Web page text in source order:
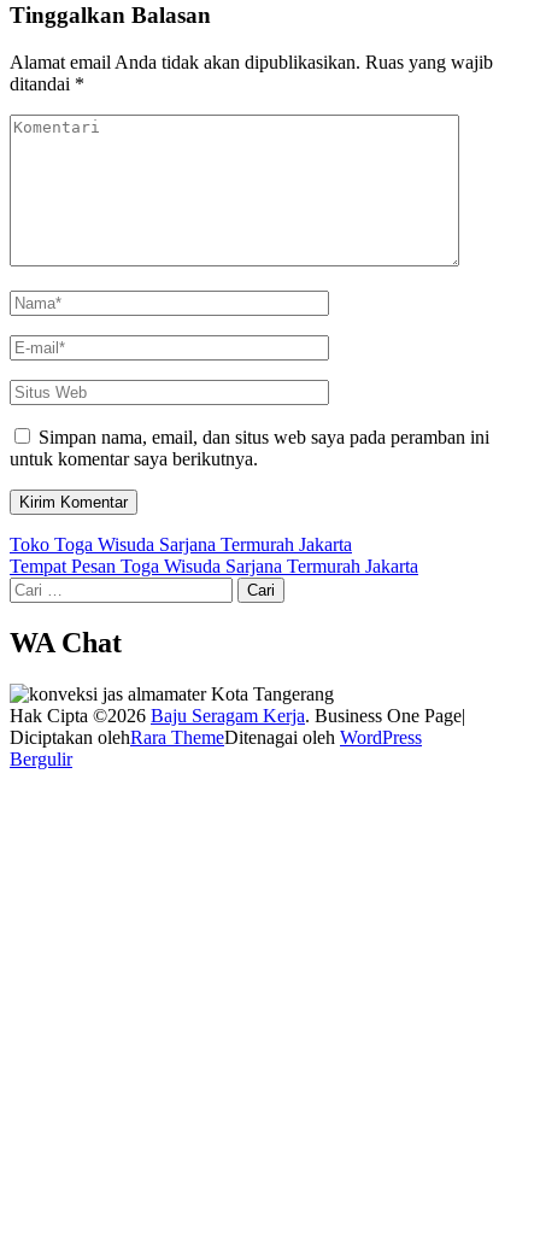
Tinggalkan Balasan
Alamat email Anda tidak akan dipublikasikan. Ruas yang wajib
ditandai *
Komentari
Name*
Email*
Situs
Web
Simpan nama, email, dan situs web saya pada peramban ini
untuk komentar saya berikutnya.
Navigasi
pos
Toko Toga Wisuda Sarjana Termurah Jakarta
Tempat Pesan Toga Wisuda Sarjana Termurah Jakarta
Cari
untuk:
WA Chat
Hak Cipta ©2026 Baju Seragam Kerja. Business One Page|
Diciptakan olehRara ThemeDitenagai oleh WordPress
Bergulir